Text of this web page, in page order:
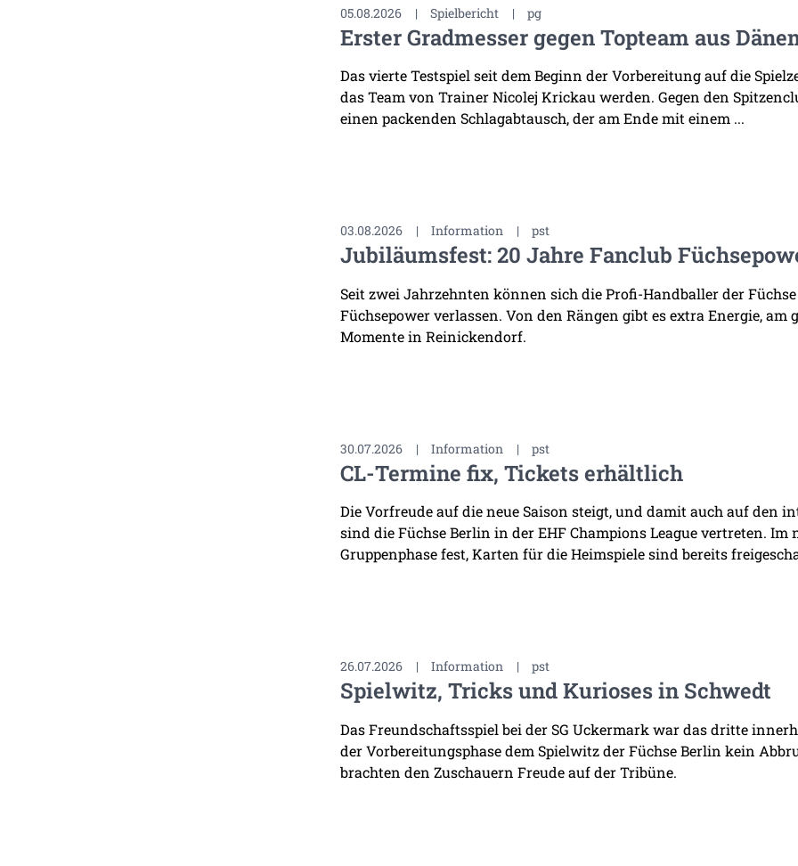
05.08.2026 | Spielbericht | pg
Erster Gradmesser gegen Topteam aus
Das vierte Testspiel seit dem Beginn der Vorbereitung auf die
das Team von Trainer Nicolej Krickau werden. Gegen den
einen packenden Schlagabtausch, der am Ende mit einem ...
03.08.2026 | Information | pst
Jubiläumsfest: 20 Jahre Fanclub
Seit zwei Jahrzehnten können sich die Profi-Handballer der
Füchsepower verlassen. Von den Rängen gibt es extra Energie,
Momente in Reinickendorf.
30.07.2026 | Information | pst
CL-Termine fix, Tickets erhältlich
Die Vorfreude auf die neue Saison steigt, und damit auch auf den
sind die Füchse Berlin in der EHF Champions League vertreten.
Gruppenphase fest, Karten für die Heimspiele sind bereits
26.07.2026 | Information | pst
Spielwitz, Tricks und Kurioses in Schwedt
Das Freundschaftsspiel bei der SG Uckermark war das dritte
der Vorbereitungsphase dem Spielwitz der Füchse Berlin kein
brachten den Zuschauern Freude auf der Tribüne.